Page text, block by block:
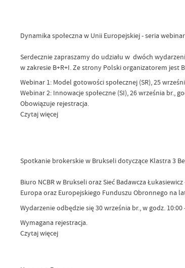
Dynamika społeczna w Unii Europejskiej - seria
Serdecznie zapraszamy do udziału w dwóch
w zakresie B+R+I. Ze strony Polski organizatorem jest
Webinar 1: Model gotowości społecznej (SR), 25
Webinar 2: Innowacje społeczne (SI), 26 września br.,
Obowiązuje rejestracja.
Czytaj więcej
Spotkanie brokerskie w Brukseli dotyczące Klastra 3
Biuro NCBR w Brukseli oraz Sieć Badawcza
Europa oraz Europejskiego Funduszu Obronnego na
Wydarzenie odbędzie się 30 września br., w godz.
Wymagana rejestracja.
Czytaj więcej